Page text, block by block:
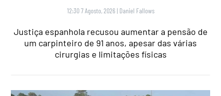
12:30 7 Agosto, 2026 | Daniel Fallows
Justiça espanhola recusou aumentar a pensão de
um carpinteiro de 91 anos, apesar das várias
cirurgias e limitações físicas